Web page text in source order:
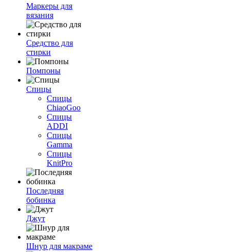
Маркеры для
вязания
Средство для
стирки
Помпоны
Спицы
Спицы
ChiaoGoo
Спицы
ADDI
Спицы
Gamma
Спицы
KnitPro
Последняя
бобинка
Джут
Шнур для макраме